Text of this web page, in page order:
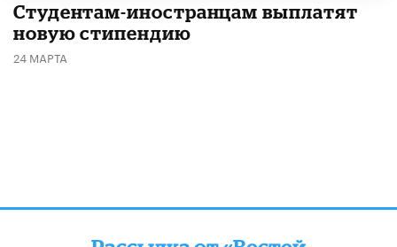
Студентам-иностранцам выплатят
новую стипендию
24 МАРТА